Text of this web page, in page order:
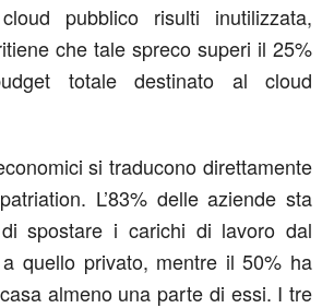
pubblico risulti inutilizzata,
che tale spreco superi il 25%
totale destinato al cloud
si traducono direttamente
L’83% delle aziende sta
spostare i carichi di lavoro dal
quello privato, mentre il 50% ha
almeno una parte di essi. I tre